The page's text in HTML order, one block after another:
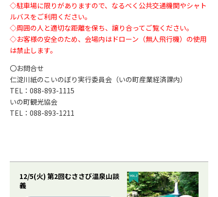
◇駐車場に限りがありますので、なるべく公共交通機関やシャト
ルバスをご利用ください。
◇周囲の人と適切な距離を保ち、譲り合ってご覧ください。
◇お客様の安全のため、会場内はドローン（無人飛行機）の使用
は禁止します。
〇お問合せ
仁淀川紙のこいのぼり実行委員会（いの町産業経済課内）
TEL：088-893-1115
いの町観光協会
TEL：088-893-1211
12/5(火) 第2回むささび温泉山談
義